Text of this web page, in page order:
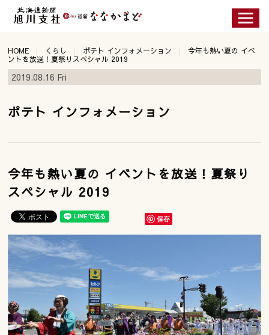
HOME くらし ポテト インフォメーション
今年も熱い夏の イベ
ントを放送！夏祭りスペシャル 2019
2019.08.16 Fri
ポテト インフォメーション
今年も熱い夏の イベントを放送！夏祭り
スペシャル 2019
保存